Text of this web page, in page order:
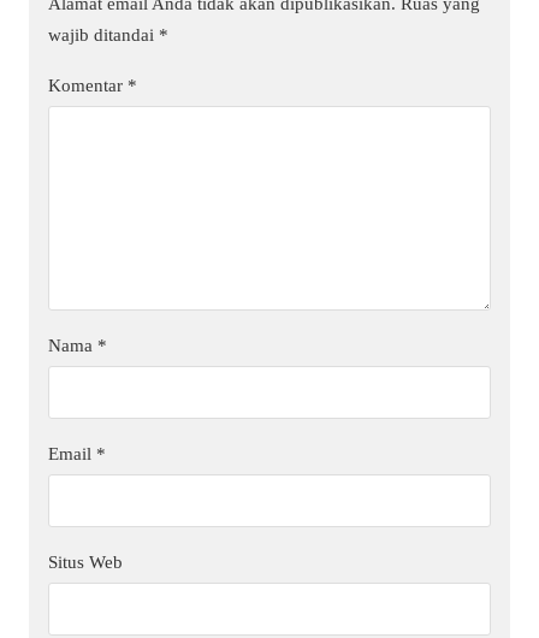
wajib ditandai *
Komentar *
Nama *
Email *
Situs Web